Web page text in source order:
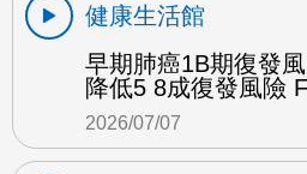
健康生活館
早期肺癌1B期復發
降低5 8成復發風險
2026/07/07